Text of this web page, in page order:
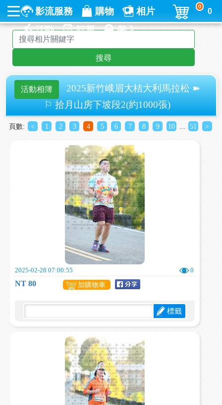
影流服務 購物
相片
活動
訂單 登入
0
0
搜尋
活動相簿
2025新竹峨眉大桔大利馬拉松 ➽
⚐ 拾月山房下坡段2(約1000張)
頁數: < 1 2 3 4 5 6 7 8 9 10 51 >
2025-02-28 07:00:55 0
NT 80 加購物車
標籤